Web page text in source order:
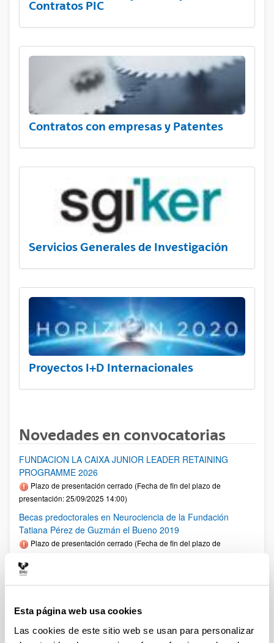
Esta página web usa cookies
Las cookies de este sitio web se usan para personalizar
Contratos PIC
Contratos con empresas y Patentes
Servicios Generales de Investigación
Proyectos I+D Internacionales
Novedades en convocatorias
FUNDACION LA CAIXA JUNIOR LEADER RETAINING
PROGRAMME 2026
Plazo de presentación cerrado (Fecha de fin del plazo de
presentación: 25/09/2025 14:00)
Becas predoctorales en Neurociencia de la Fundación
Tatiana Pérez de Guzmán el Bueno 2019
Plazo de presentación cerrado (Fecha de fin del plazo de
Fellows Gipuzkoa 2025
Plazo de presentación cerrado: 01/04/2025 - 12/05/2025 00:00
El plazo de presentación de solicitudes finaliza el 12/05/2025.
1er plazo interno UPV/EHU: 30/04/2025 (Ver resumen))